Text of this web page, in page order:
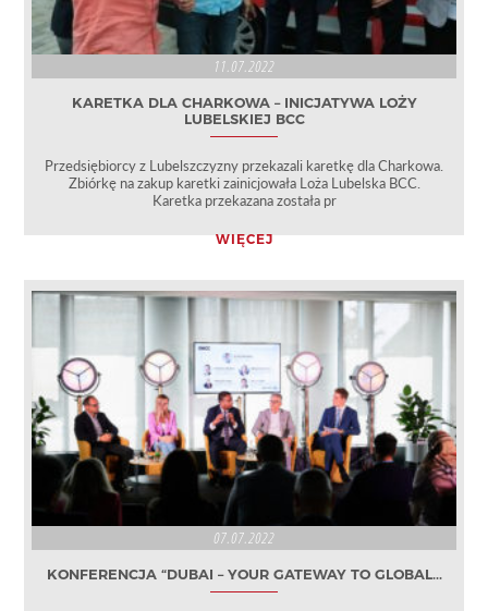
11.07.2022
KARETKA DLA CHARKOWA – INICJATYWA LOŻY
LUBELSKIEJ BCC
Przedsiębiorcy z Lubelszczyzny przekazali karetkę dla Charkowa.
Zbiórkę na zakup karetki zainicjowała Loża Lubelska BCC.
Karetka przekazana została pr
WIĘCEJ
07.07.2022
KONFERENCJA “DUBAI – YOUR GATEWAY TO GLOBAL...